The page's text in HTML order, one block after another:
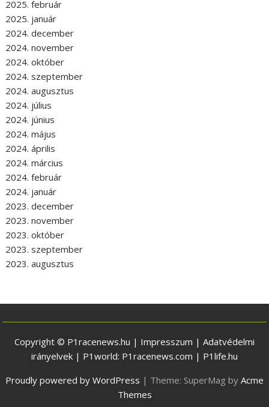
2025. február
2025. január
2024. december
2024. november
2024. október
2024. szeptember
2024. augusztus
2024. július
2024. június
2024. május
2024. április
2024. március
2024. február
2024. január
2023. december
2023. november
2023. október
2023. szeptember
2023. augusztus
Copyright © P1racenews.hu | Impresszum | Adatvédelmi
irányelvek | P1world: P1racenews.com | P1life.hu
Proudly powered by WordPress | Theme: SuperMag by Acme
Themes